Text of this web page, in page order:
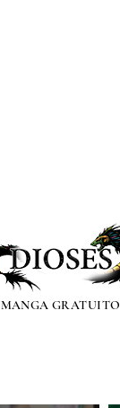
MANGA GRATUITO